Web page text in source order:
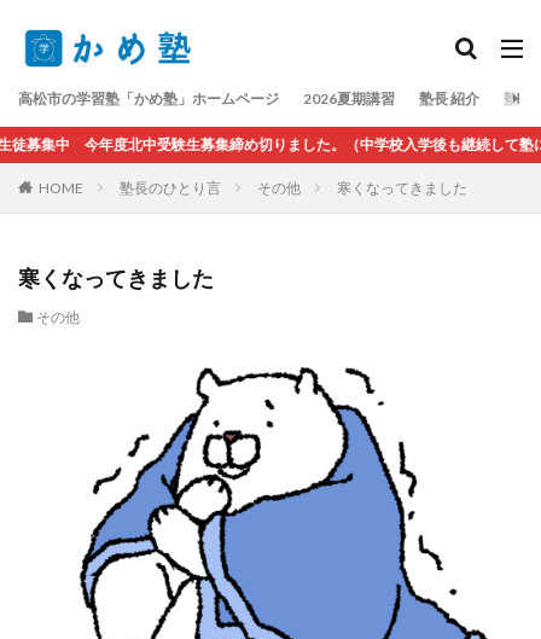
高松市の学習塾「かめ塾」ホームページ 2026夏期講習 塾長 紹介 塾長
集中 今年度北中受験生募集締め切りました。（中学校入学後も継続して塾に
HOME 塾長のひとり言 その他 寒くなってきました
寒くなってきました
その他